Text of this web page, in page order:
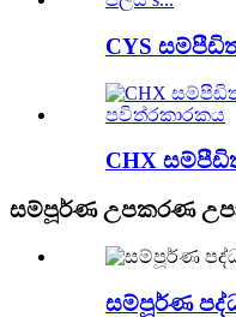
CYS
CHX
සම්පූර්ණ උපකරණ
සම්පූර්ණ